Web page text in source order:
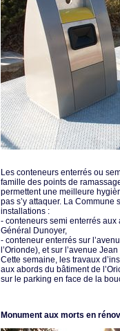
Les conteneurs enterrés ou
famille des points de
permettent une meilleure
pas s’y attaquer. La Commune
installations :
- conteneurs semi enterrés
Général Dunoyer,
- conteneur enterrés sur
l’Orionde), et sur l’avenue
Cette semaine, les travaux
aux abords du bâtiment de
sur le parking en face de la
Monument aux morts en